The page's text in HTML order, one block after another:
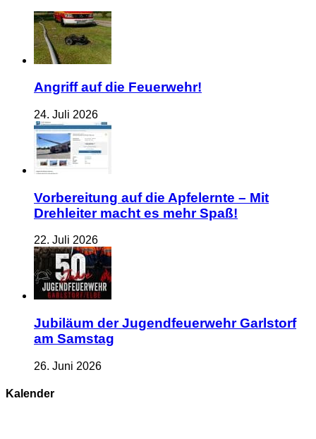
Angriff auf die Feuerwehr!
24. Juli 2026
Vorbereitung auf die Apfelernte – Mit
Drehleiter macht es mehr Spaß!
22. Juli 2026
Jubiläum der Jugendfeuerwehr Garlstorf
am Samstag
26. Juni 2026
Kalender